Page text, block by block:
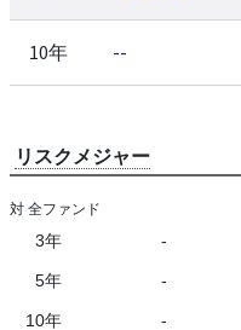
10年 --
リスクメジャー
対 全ファンド
3年 -
5年 -
10年 -